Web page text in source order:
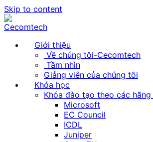
Skip to content
Giới thiệu
Về chúng tôi-Cecomtech
Tầm nhìn
Giảng viên của chúng tôi
Khóa học
Khóa đào tạo theo các
Microsoft
EC Council
ICDL
Juniper